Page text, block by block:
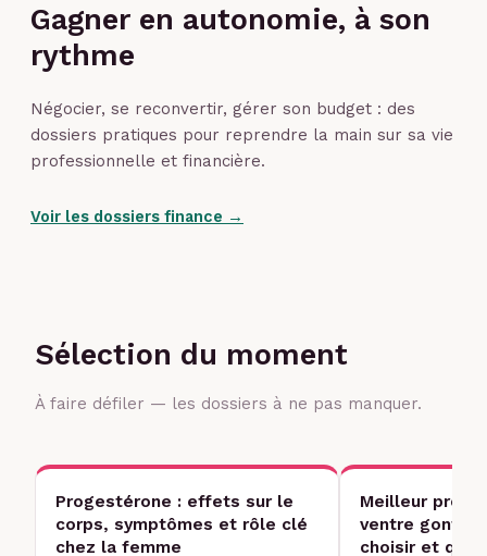
Gagner en autonomie, à son
rythme
Négocier, se reconvertir, gérer son budget : des
dossiers pratiques pour reprendre la main sur sa vie
professionnelle et financière.
Voir les dossiers finance →
Sélection du moment
À faire défiler — les dossiers à ne pas manquer.
Progestérone : effets sur le
corps, symptômes et rôle clé
chez la femme
Meilleur
ventre gonflé
choisir et que